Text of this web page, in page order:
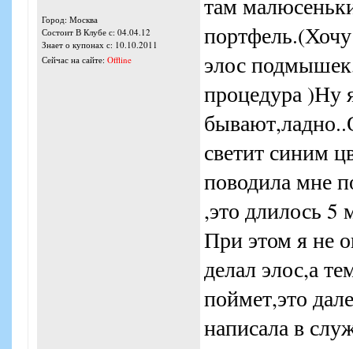
Город: Москва
Состоит В Клубе с: 04.04.12
Знает о купонах с: 10.10.2011
Сейчас на сайте: Offline
там
элос
процедура )Ну
светит синим
поводила мне
,это длилось
При этом я не
делал элос,а
поймет,это
написала в